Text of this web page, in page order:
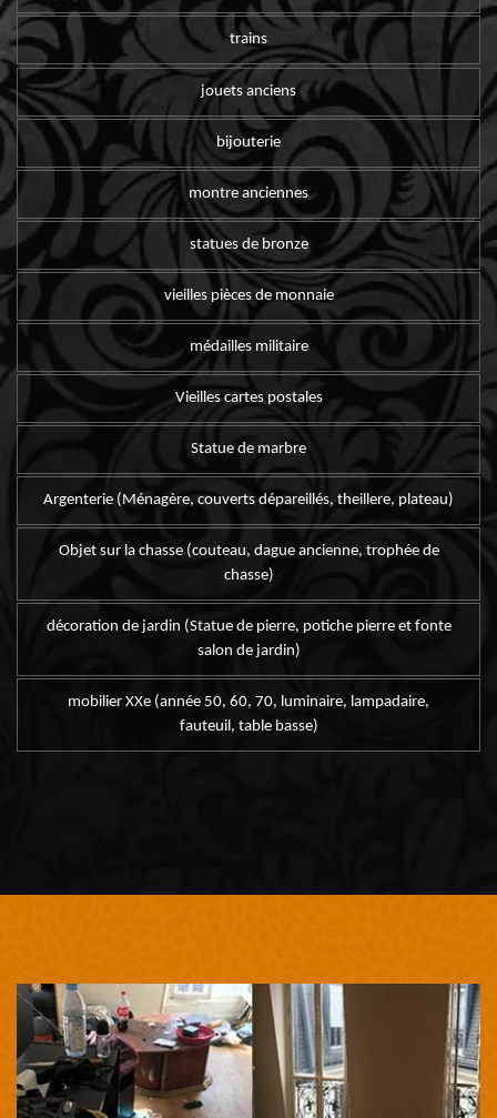
trains
jouets anciens
bijouterie
montre anciennes
statues de bronze
vieilles pièces de monnaie
médailles militaire
Vieilles cartes postales
Statue de marbre
Argenterie (Ménagère, couverts dépareillés, theillere, plateau)
Objet sur la chasse (couteau, dague ancienne, trophée de
chasse)
décoration de jardin (Statue de pierre, potiche pierre et fonte
salon de jardin)
mobilier XXe (année 50, 60, 70, luminaire, lampadaire,
fauteuil, table basse)